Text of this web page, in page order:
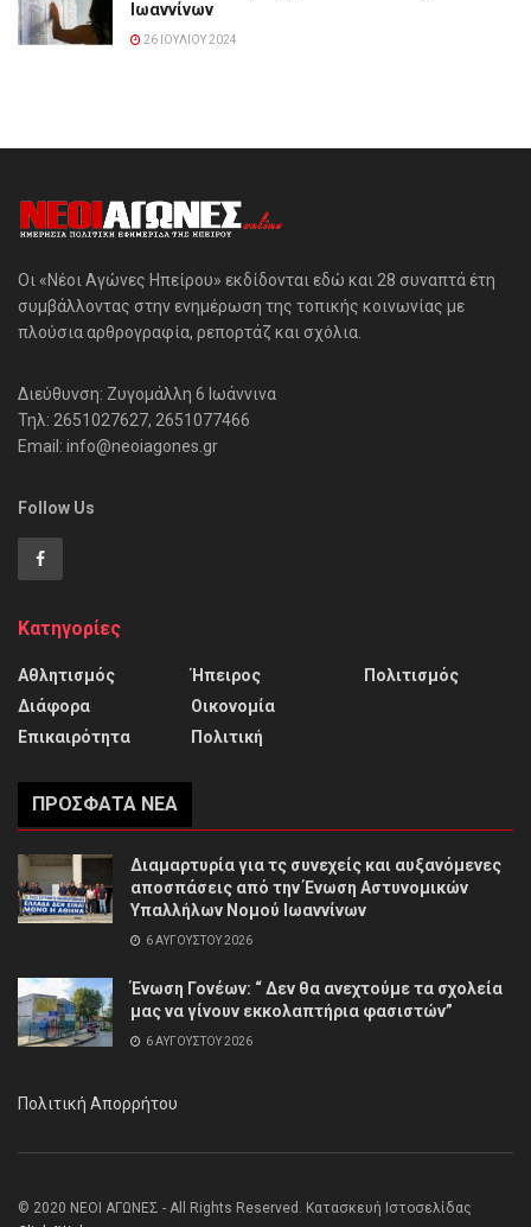
Ιωαννίνων
26 ΙΟΥΛΊΟΥ 2024
Οι «Νέοι Αγώνες Ηπείρου» εκδίδονται εδώ και 28 συναπτά έτη
συμβάλλοντας στην ενημέρωση της τοπικής κοινωνίας με
πλούσια αρθρογραφία, ρεπορτάζ και σχόλια.
Διεύθυνση: Ζυγομάλλη 6 Ιωάννινα
Τηλ: 2651027627, 2651077466
Email: info@neoiagones.gr
Follow Us
Κατηγορίες
Αθλητισμός
Διάφορα
Επικαιρότητα
Ήπειρος
Οικονομία
Πολιτική
Πολιτισμός
ΠΡΌΣΦΑΤΑ ΝΈΑ
Διαμαρτυρία για τς συνεχείς και αυξανόμενες
αποσπάσεις από την Ένωση Αστυνομικών
Υπαλλήλων Νομού Ιωαννίνων
6 ΑΥΓΟΎΣΤΟΥ 2026
Ένωση Γονέων: “ Δεν θα ανεχτούμε τα σχολεία
μας να γίνουν εκκολαπτήρια φασιστών”
6 ΑΥΓΟΎΣΤΟΥ 2026
Πολιτική Απορρήτου
© 2020 ΝΕΟΙ ΑΓΩΝΕΣ - All Rights Reserved. Κατασκευή Ιστοσελίδας